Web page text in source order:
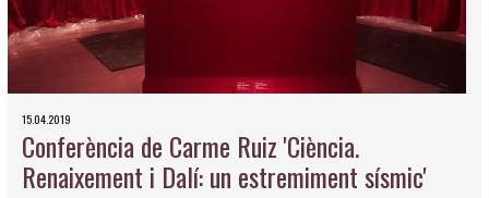
15.04.2019
Conferència de Carme Ruiz 'Ciència.
Renaixement i Dalí: un estremiment sísmic'